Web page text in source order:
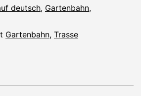
deutsch, Gartenbahn,
Gartenbahn, Trasse